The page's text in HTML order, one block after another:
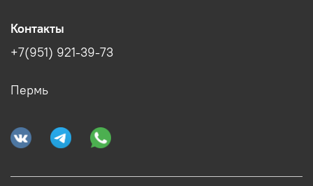
Контакты
+7(951) 921-39-73
Пермь